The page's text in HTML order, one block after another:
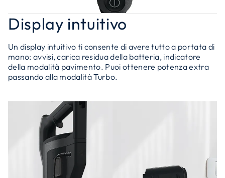
Display intuitivo
Un display intuitivo ti consente di avere tutto a portata di
mano: avvisi, carica residua della batteria, indicatore
della modalità pavimento. Puoi ottenere potenza extra
passando alla modalità Turbo.